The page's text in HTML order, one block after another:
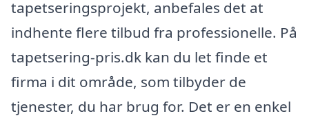
tapetseringsprojekt, anbefales det at
indhente flere tilbud fra professionelle. På
tapetsering-pris.dk kan du let finde et
firma i dit område, som tilbyder de
tjenester, du har brug for. Det er en enkel